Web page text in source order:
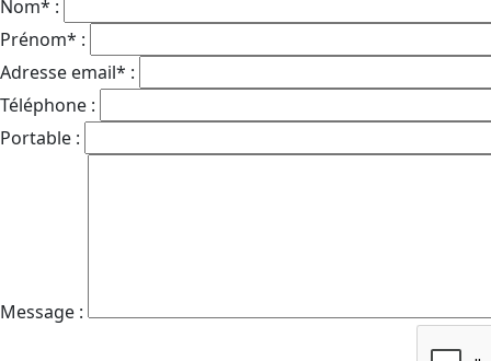
Nom* :
Prénom* :
Adresse email* :
Téléphone :
Portable :
Message :